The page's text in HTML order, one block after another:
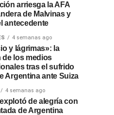
arriesga la AFA
de Malvinas y
antecedente
4 semanas ago
y lágrimas»: la
de los medios
tras el sufrido
Argentina ante Suiza
4 semanas ago
de alegría con
de Argentina